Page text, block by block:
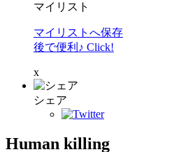
マイリスト
マイリストへ保存
後で便利♪ Click!
x
シェア
Human killing